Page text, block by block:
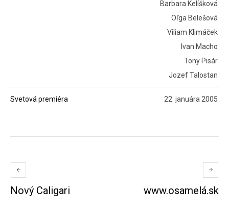
Barbara Kelíšková
Oľga Belešová
Viliam Klimáček
Ivan Macho
Tony Pisár
Jozef Talostan
Svetová premiéra 22. januára 2005
Nový Caligari www.osamelá.sk